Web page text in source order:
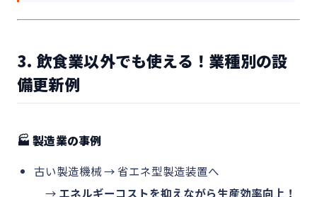
3. 飲食業以外でも使える！業種別の設
備更新例
🏭 製造業の事例
古い製造機械 → 省エネ型製造装置へ
→ エネルギーコストを抑えながら生産効率向上！